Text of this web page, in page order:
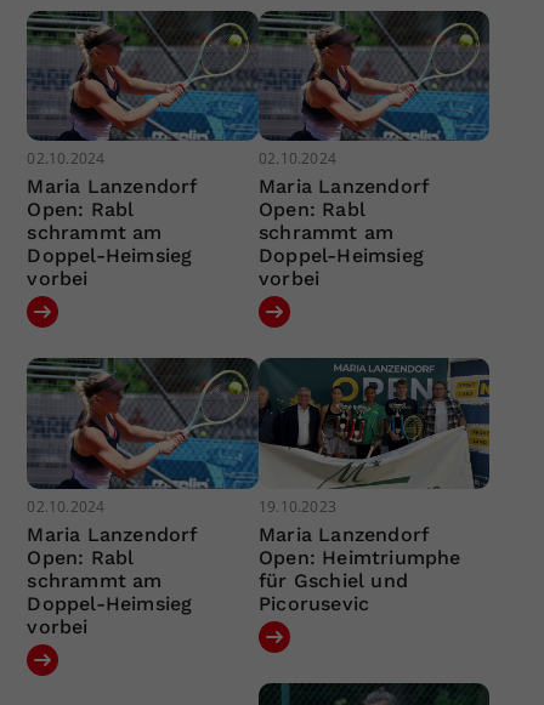
02.10.2024
Maria Lanzendorf
Open: Rabl
schrammt am
Doppel-Heimsieg
vorbei
02.10.2024
Maria Lanzendorf
Open: Rabl
schrammt am
Doppel-Heimsieg
vorbei
02.10.2024
Maria Lanzendorf
Open: Rabl
schrammt am
Doppel-Heimsieg
vorbei
19.10.2023
Maria Lanzendorf
Open: Heimtriumphe
für Gschiel und
Picorusevic